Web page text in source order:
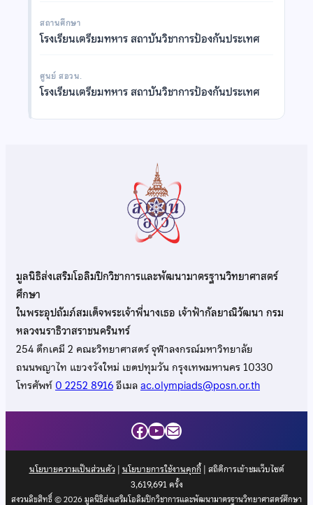
สถานศึกษา
โรงเรียนเตรียมทหาร สถาบันวิชาการป้องกันประเทศ
ศูนย์ สอวน.
โรงเรียนเตรียมทหาร สถาบันวิชาการป้องกันประเทศ
มูลนิธิส่งเสริมโอลิมปิกวิชาการและพัฒนามาตรฐานวิทยาศาสตร์
ศึกษา
ในพระอุปถัมภ์สมเด็จพระเจ้าพี่นางเธอ เจ้าฟ้ากัลยาณิวัฒนา กรม
หลวงนราธิวาสราชนครินทร์
254 ตึกเคมี 2 คณะวิทยาศาสตร์ จุฬาลงกรณ์มหาวิทยาลัย
ถนนพญาไท แขวงวังใหม่ เขตปทุมวัน กรุงเทพมหานคร 10330
โทรศัพท์0 2252 8916อีเมลac.olympiads@posn.or.th
Facebook
YouTube
Mail
นโยบายความเป็นส่วนตัว| นโยบายการใช้งานคุกกี้| สถิติการเข้าชมเว็บไซต์
3,619,691ครั้ง
สงวนลิขสิทธิ์ © 2026 มูลนิธิส่งเสริมโอลิมปิกวิชาการและพัฒนามาตรฐานวิทยาศาสตร์ศึกษา